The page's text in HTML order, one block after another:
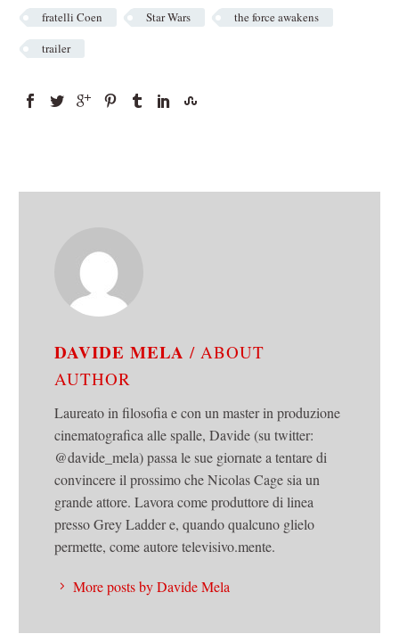
fratelli Coen
Star Wars
the force awakens
trailer
DAVIDE MELA/ ABOUT
AUTHOR
Laureato in filosofia e con un master in produzione
cinematografica alle spalle, Davide (su twitter:
@davide_mela) passa le sue giornate a tentare di
convincere il prossimo che Nicolas Cage sia un
grande attore. Lavora come produttore di linea
presso Grey Ladder e, quando qualcuno glielo
permette, come autore televisivo.mente.
More posts by Davide Mela